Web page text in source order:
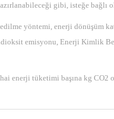
gibi, isteğe bağlı
yöntemi, enerji
emisyonu, Enerji Kimlik
enerji tüketimi başına kg CO2